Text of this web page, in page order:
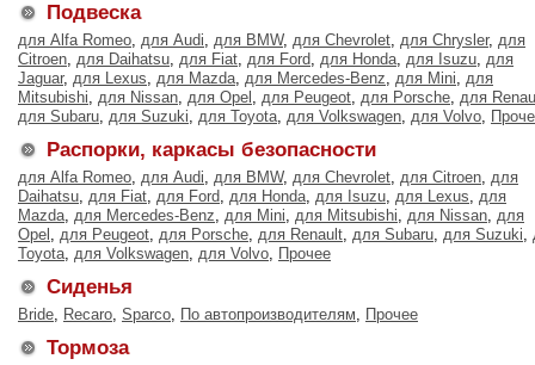
Подвеска
для Alfa Romeo, для Audi, для BMW, для Chevrolet, для Chrysler, для
Citroen, для Daihatsu, для Fiat, для Ford, для Honda, для Isuzu, для
Jaguar, для Lexus, для Mazda, для Mercedes-Benz, для Mini, для
Mitsubishi, для Nissan, для Opel , для Peugeot, для Porsche, для
для Subaru, для Suzuki, для Toyota, для Volkswagen, для Volvo,
Распорки, каркасы безопасности
для Alfa Romeo, для Audi, для BMW, для Chevrolet, для Citroen, для
Daihatsu, для Fiat, для Ford, для Honda, для Isuzu, для Lexus, для
Mazda, для Mercedes-Benz, для Mini, для Mitsubishi, для Nissan, для
Opel , для Peugeot, для Porsche, для Renault, для Subaru, для Suzuki,
Toyota, для Volkswagen, для Volvo, Прочее
Сиденья
Bride, Recaro, Sparco, По автопроизводителям, Прочее
Тормоза